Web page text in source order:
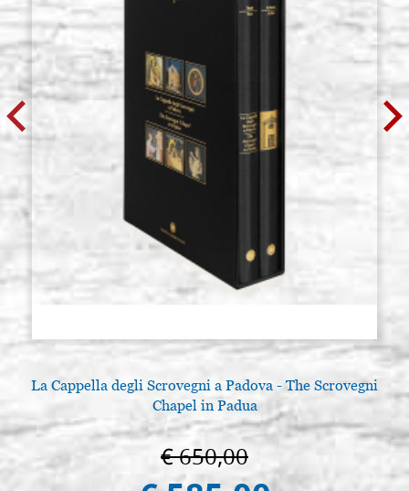
La Cappella degli Scrovegni a Padova - The Scrovegni
Chapel in Padua
€ 650,00